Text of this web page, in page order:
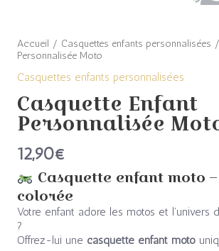
Accueil / Casquettes enfants personnalisées
Personnalisée Moto
Casquettes enfants personnalisées
Casquette Enfant
Personnalisée
12,90€
Casquette enfant moto
colorée
Votre enfant adore les motos et l’univers
?
Offrez-lui une casquette enfant moto